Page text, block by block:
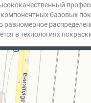
базовых
равномерное
в технологиях